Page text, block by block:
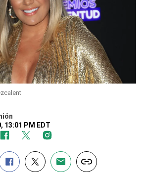
13:01 PM EDT